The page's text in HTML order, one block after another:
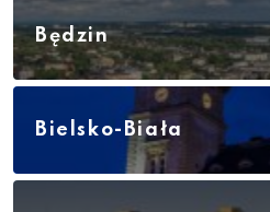
Będzin
Bielsko-Biała